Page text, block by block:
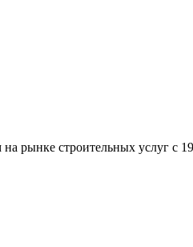
рынке строительных услуг с